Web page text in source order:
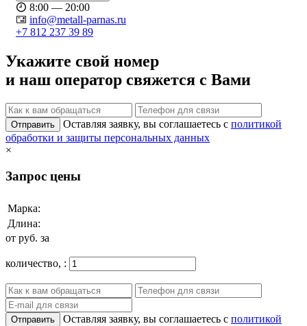
8:00 — 20:00
info@metall-parnas.ru
+7 812 237 39 89
Укажите свой номер
и наш оператор свяжется с Вами
Отправить Оставляя заявку, вы соглашаетесь с политикой
обработки и защиты персональных данных
×
Запрос цены
Марка:
Длина:
от руб. за
количество, :
Отправить Оставляя заявку, вы соглашаетесь с политикой